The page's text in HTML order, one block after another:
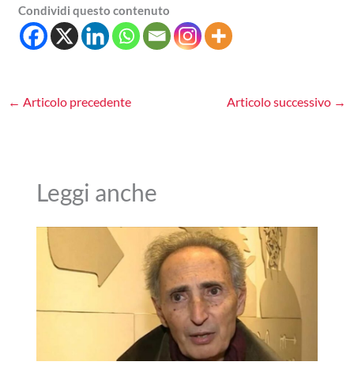
Condividi questo contenuto
← Articolo precedente Articolo successivo →
Leggi anche